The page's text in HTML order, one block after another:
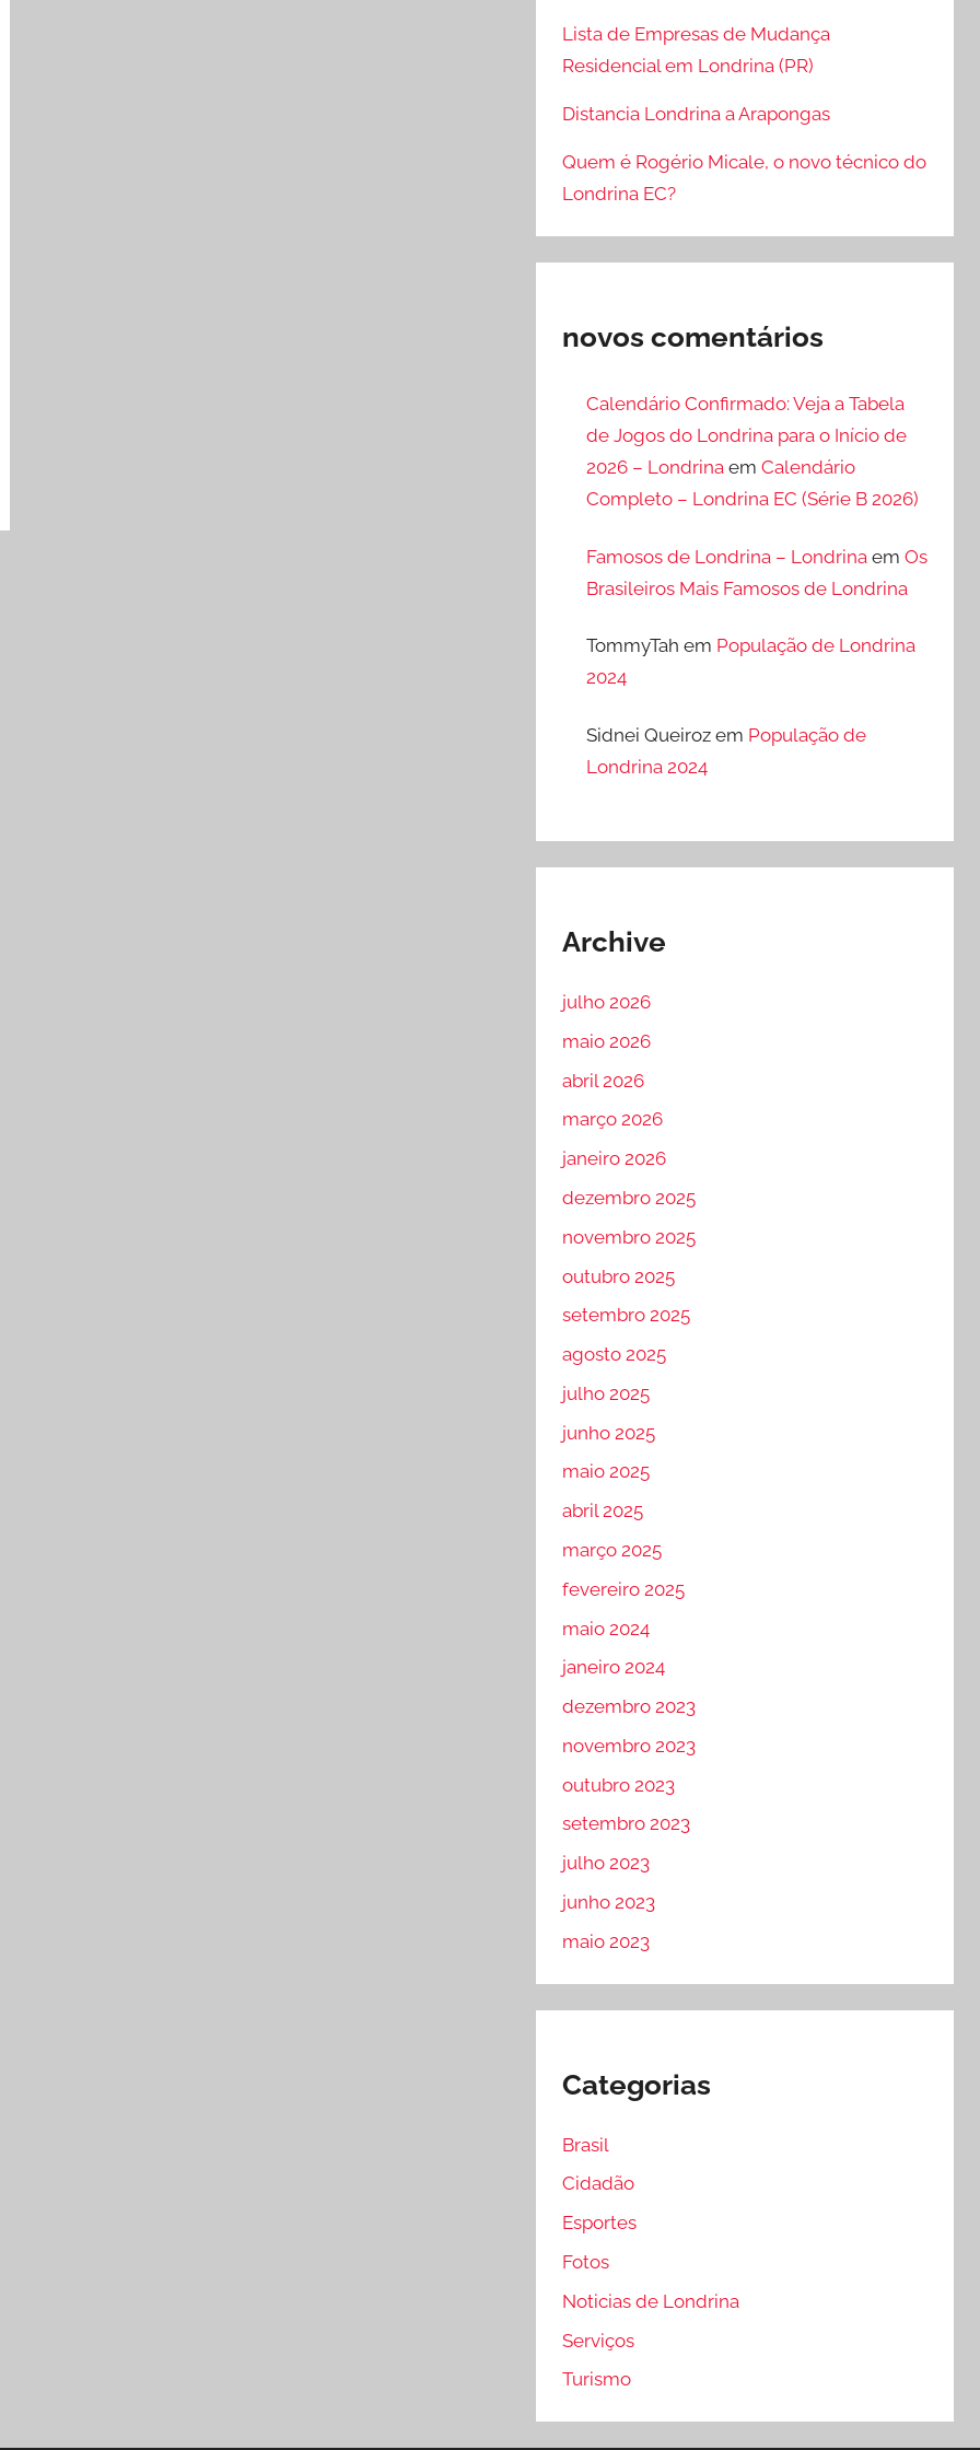
Lista de Empresas de Mudança
Residencial em Londrina (PR)
Distancia Londrina a Arapongas
Quem é Rogério Micale, o novo técnico do
Londrina EC?
novos comentários
Calendário Confirmado: Veja a Tabela
de Jogos do Londrina para o Início de
2026 – Londrina em Calendário
Completo – Londrina EC (Série B 2026)
Famosos de Londrina – Londrina em Os
Brasileiros Mais Famosos de Londrina
TommyTah em População de Londrina
2024
Sidnei Queirozem População de
Londrina 2024
Archive
julho 2026
maio 2026
abril 2026
março 2026
janeiro 2026
dezembro 2025
novembro 2025
outubro 2025
setembro 2025
agosto 2025
julho 2025
junho 2025
maio 2025
abril 2025
março 2025
fevereiro 2025
maio 2024
janeiro 2024
dezembro 2023
novembro 2023
outubro 2023
setembro 2023
julho 2023
junho 2023
maio 2023
Categorias
Brasil
Cidadão
Esportes
Fotos
Noticias de Londrina
Serviços
Turismo